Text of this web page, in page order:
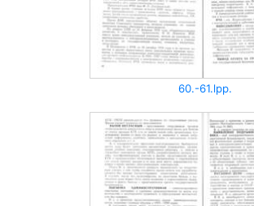
60.-61.lpp.